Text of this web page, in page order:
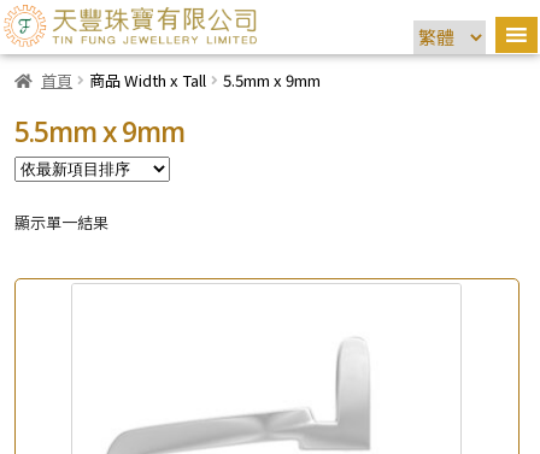
首頁 商品 Width x Tall 5.5mm x 9mm
5.5mm x 9mm
顯示單一結果